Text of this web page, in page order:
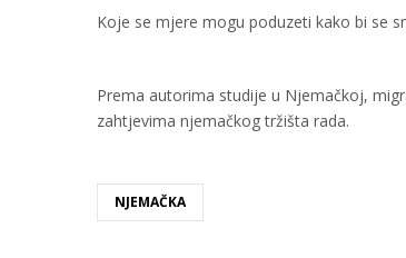
Koje se mjere mogu poduzeti kako bi se
Prema autorima studije u Njemačkoj,
zahtjevima njemačkog tržišta rada.
NJEMAČKA